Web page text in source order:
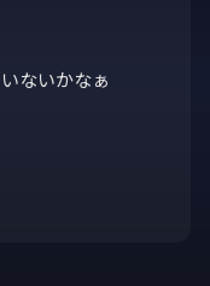
ないかなぁ